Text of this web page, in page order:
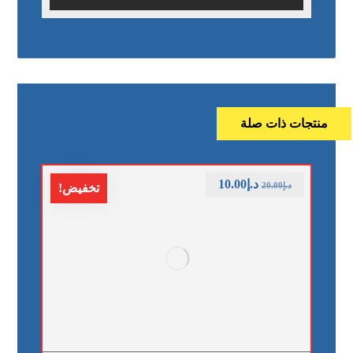
منتجات ذات صلة
تخفيض! د.إ20.00 د.إ10.00